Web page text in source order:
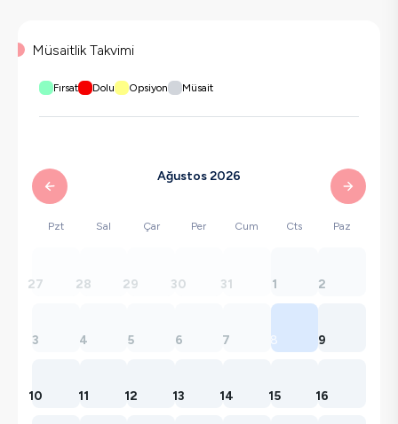
Müsaitlik Takvimi
Fırsat Dolu Opsiyon Müsait
Ağustos 2026
Pzt Sal Çar Per Cum Cts Paz
27 28 29 30 31 1 2
3 4 5 6 7 8 9
10 11 12 13 14 15 16